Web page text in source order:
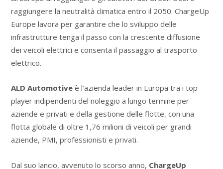
raggiungere la neutralità climatica entro il 2050. ChargeUp
Europe lavora per garantire che lo sviluppo delle
infrastrutture tenga il passo con la crescente diffusione
dei veicoli elettrici e consenta il passaggio al trasporto
elettrico.
ALD Automotiveè l’azienda leader in Europa tra i top
player indipendenti del noleggio a lungo termine per
aziende e privati e della gestione delle flotte, con una
flotta globale di oltre 1,76 milioni di veicoli per grandi
aziende, PMI, professionisti e privati.
Dal suo lancio, avvenuto lo scorso anno, ChargeUp